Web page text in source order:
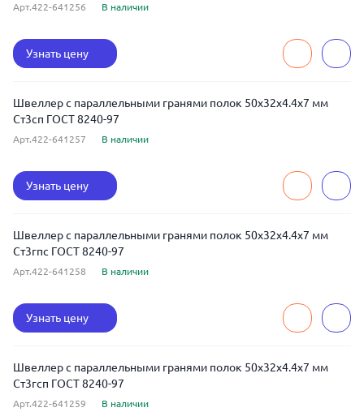
Арт.422-641256 В наличии
Узнать цену
Швеллер с параллельными гранями полок 50x32x4.4x7 мм
Ст3сп ГОСТ 8240-97
Арт.422-641257 В наличии
Узнать цену
Швеллер с параллельными гранями полок 50x32x4.4x7 мм
Ст3гпс ГОСТ 8240-97
Арт.422-641258 В наличии
Узнать цену
Швеллер с параллельными гранями полок 50x32x4.4x7 мм
Ст3гсп ГОСТ 8240-97
Арт.422-641259 В наличии